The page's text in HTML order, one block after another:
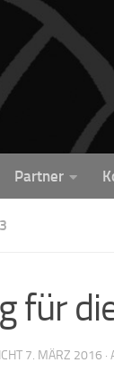
Partner
für
7. MÄRZ 2016 ·